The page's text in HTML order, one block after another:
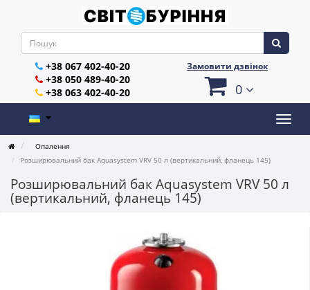
+38 067 402-40-20
+38 050 489-40-20
+38 063 402-40-20
Замовити дзвінок
0
Опалення
Розширювальний бак Aquasystem VRV 50 л (вертикальний, фланець 145)
Розширювальний бак Aquasystem VRV 50 л
(вертикальний, фланець 145)